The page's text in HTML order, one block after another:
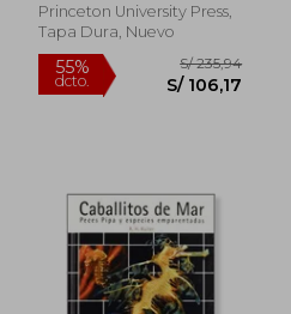
Princeton University Press,
Tapa Dura, Nuevo